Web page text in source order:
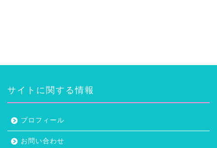
サイトに関する情報
プロフィール
お問い合わせ